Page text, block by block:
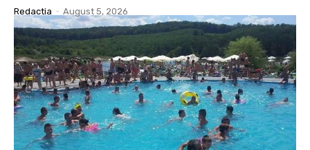
Redactia - August 5, 2026